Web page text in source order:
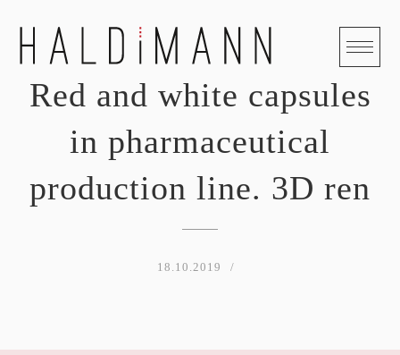
Red and white capsules
in pharmaceutical
production line. 3D ren
18.10.2019